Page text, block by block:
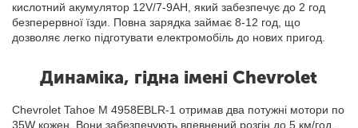
кислотний акумулятор 12V/7-9AH, який забезпечує до 2 год
безперервної їзди. Повна зарядка займає 8-12 год, що
дозволяє легко підготувати електромобіль до нових пригод.
Динаміка, гідна імені Chevrolet
Chevrolet Tahoe M 4958EBLR-1 отримав два потужні мотори по
35W кожен. Вони забезпечують впевнений розгін до 5 км/год.